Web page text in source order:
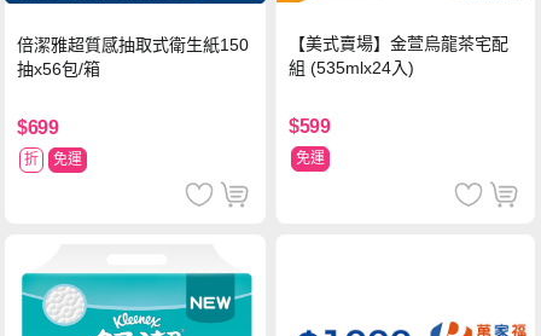
倍潔雅超質感抽取式衛生紙150
抽x56包/箱
$699
折 免運
【美式賣場】金萱烏龍茶宅配
組 (535mlx24入)
$599
免運